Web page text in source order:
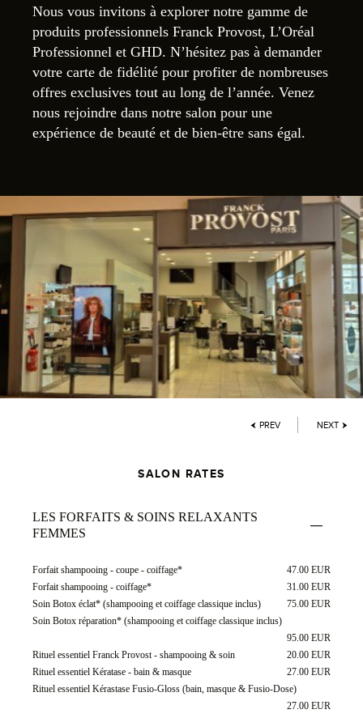
Nous vous invitons à explorer notre gamme de
produits professionnels Franck Provost, L’Oréal
Professionnel et GHD. N’hésitez pas à demander
votre carte de fidélité pour profiter de nombreuses
offres exclusives tout au long de l’année. Venez
nous rejoindre dans notre salon pour une
expérience de beauté et de bien-être sans égal.
PREV NEXT
SALON RATES
LES FORFAITS & SOINS RELAXANTS
FEMMES
Forfait shampooing - coupe - coiffage*
47.00 EUR
Forfait shampooing - coiffage*
31.00 EUR
Soin Botox éclat* (shampooing et coiffage classique inclus)
75.00 EUR
Soin Botox réparation* (shampooing et coiffage classique inclus)
95.00 EUR
Rituel essentiel Franck Provost - shampooing & soin
20.00 EUR
Rituel essentiel Kératase - bain & masque
27.00 EUR
Rituel essentiel Kérastase Fusio-Gloss (bain, masque & Fusio-Dose)
27.00 EUR